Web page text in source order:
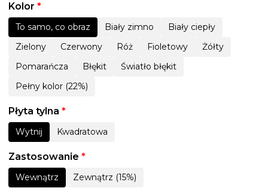
Kolor *
To samo, co obraz Biały zimno
Biały ciepły
Zielony
Czerwony Róż Fioletowy
Żółty
Pomarańcza
Błękit
Światło błękit
Pełny kolor (22%)
Płyta tylna *
Wytnij Kwadratowa
Zastosowanie *
Wewnątrz Zewnątrz (15%)